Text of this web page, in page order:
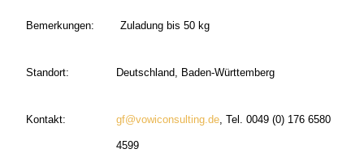
Bemerkungen: Zuladung bis 50 kg
Standort: Deutschland, Baden-Württemberg
Kontakt: gf@vowiconsulting.de, Tel. 0049 (0) 176 6580
4599